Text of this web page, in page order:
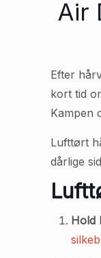
Air
Efter
kort tid
Kampen
Lufttørt
dårlige
Hold